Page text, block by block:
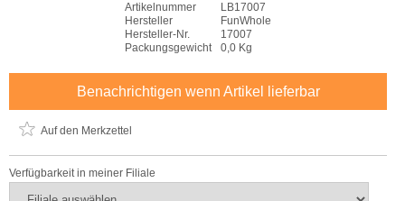
Artikelnummer
LB17007
Hersteller
FunWhole
Hersteller-Nr.
17007
Packungsgewicht
0,0 Kg
Benachrichtigen wenn Artikel lieferbar
Auf den Merkzettel
Verfügbarkeit in meiner Filiale